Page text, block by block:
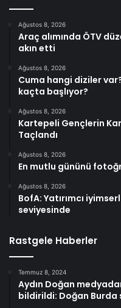
Ağustos 8, 2026
Araç alımında ÖTV
akın etti
Ağustos 8, 2026
Cuma hangi diziler
kaçta başlıyor?
Ağustos 8, 2026
Kartepeli Gençlerin
Taçlandı
Ağustos 8, 2026
En mutlu gününü
Ağustos 8, 2026
BofA: Yatırımcı
seviyesinde
Rastgele Haberler
Temmuz 8, 2024
Aydın Doğan
bildirildi: Doğan Burda